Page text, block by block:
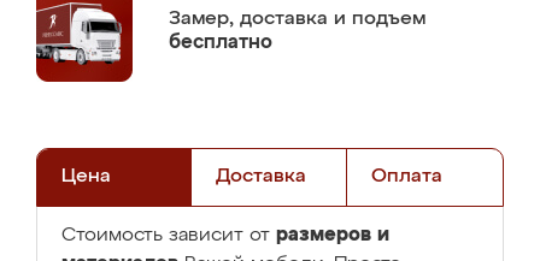
Замер, доставка и подъем
бесплатно
Цена Доставка Оплата
Стоимость зависит от размеров и